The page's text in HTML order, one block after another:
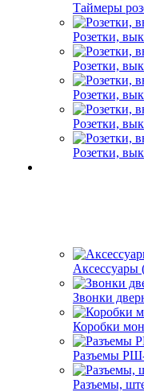
Таймеры
Розетки,
Розетки,
Розетки,
Розетки,
Розетки,
Аксессуары
Звонки
Коробки
Разъемы
Разъемы,